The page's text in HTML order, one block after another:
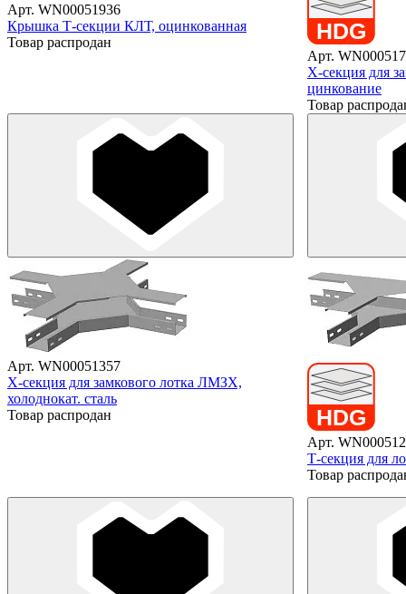
Арт. WN00051936
Крышка Т-секции КЛТ, оцинкованная
Товар распродан
Арт.
X-секция для
цинкование
Товар
Арт. WN00051357
X-секция для замкового лотка ЛМЗХ,
холоднокат. сталь
Товар распродан
Арт.
Т-секция для
Товар